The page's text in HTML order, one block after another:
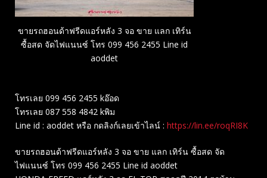
ขายรถฮอนด้าฟรีดแอร์หลัง 3 จอ ขาย แลก เทิร์น
ซื้อสด จัดไฟแนนซ์ โทร 099 456 2455 Line id
aoddet
โทรเลย 099 456 2455 kอ๊อด
โทรเลย 087 558 4842 kพิม
Line id : aoddet หรือ กดลิงก์เลยเข้าไลน์ : https://lin.ee/roqRI8K
ขายรถฮอนด้าฟรีดแอร์หลัง 3 จอ ขาย แลก เทิร์น ซื้อสด จัด
ไฟแนนซ์ โทร 099 456 2455 Line id aoddet